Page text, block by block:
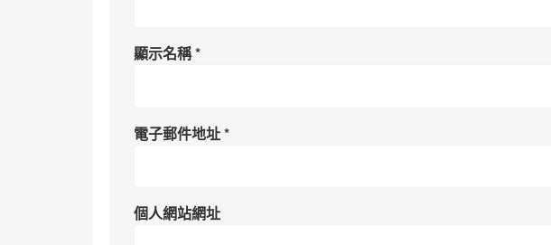
顯示名稱*
電子郵件地址*
個人網站網址